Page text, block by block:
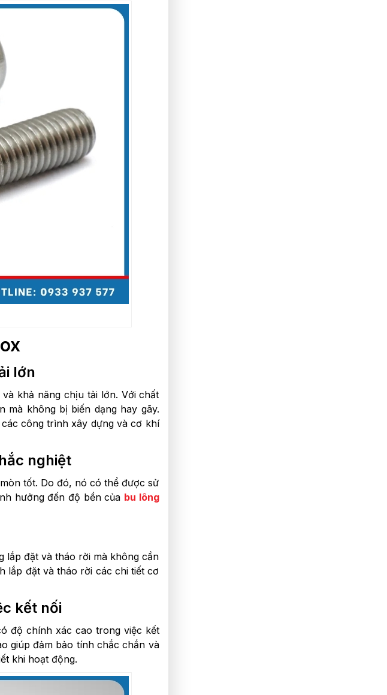
lớn
khả năng chịu tải lớn. Với chất
không bị biến dạng hay gãy.
công trình xây dựng và cơ khí
nghiệt
tốt. Do đó, nó có thể được sử
hưởng đến độ bền của bu lông
lắp đặt và tháo rời mà không cần
lắp đặt và tháo rời các chi tiết cơ
kết nối
độ chính xác cao trong việc kết
giúp đảm bảo tính chắc chắn và
khi hoạt động.